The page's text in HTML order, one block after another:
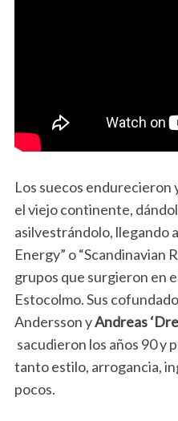
Los suecos endurecieron
el viejo continente,
asilvestrándolo, llegando
Energy” o “Scandinavian
grupos que surgieron en
Estocolmo. Sus
Andersson yAndreas
sacudieron los años 90 y
tanto estilo, arrogancia,
pocos.